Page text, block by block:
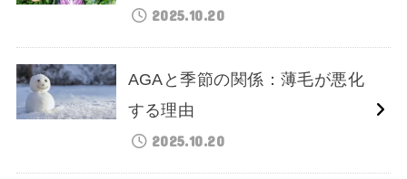
2025.10.20
AGAと季節の関係：薄毛が悪化
する理由
2025.10.20